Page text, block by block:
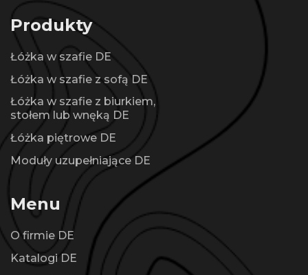
Produkty
Łóżka w szafie DE
Łóżka w szafie z sofą DE
Łóżka w szafie z biurkiem,
stołem lub wnęką DE
Łóżka piętrowe DE
Moduły uzupełniające DE
Menu
O firmie DE
Katalogi DE